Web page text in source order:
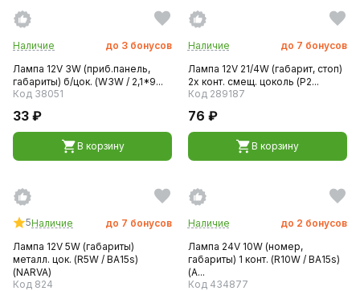
Наличие до 3 бонусов
Лампа 12V 3W (приб.панель,
габариты) б/цок. (W3W / 2,1*9...
Код 38051
33 ₽
В корзину
Наличие до 7 бонусов
Лампа 12V 21/4W (габарит, стоп)
2х конт. смещ. цоколь (P2...
Код 289187
76 ₽
В корзину
5Наличие до 7 бонусов
Лампа 12V 5W (габариты)
металл. цок. (R5W / BA15s)
(NARVA)
Код 824
Наличие до 2 бонусов
Лампа 24V 10W (номер,
габариты) 1 конт. (R10W / BA15s)
(А...
Код 434877